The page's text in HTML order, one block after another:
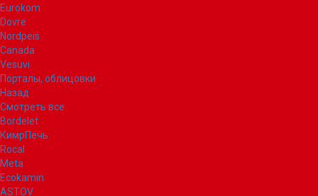
Eurokom
Dovre
Nordpeis
Canada
Vesuvi
Порталы, облицовки
Назад
Смотреть все
Bordelet
КимрПечь
Rocal
Meta
Ecokamin
ASTOV